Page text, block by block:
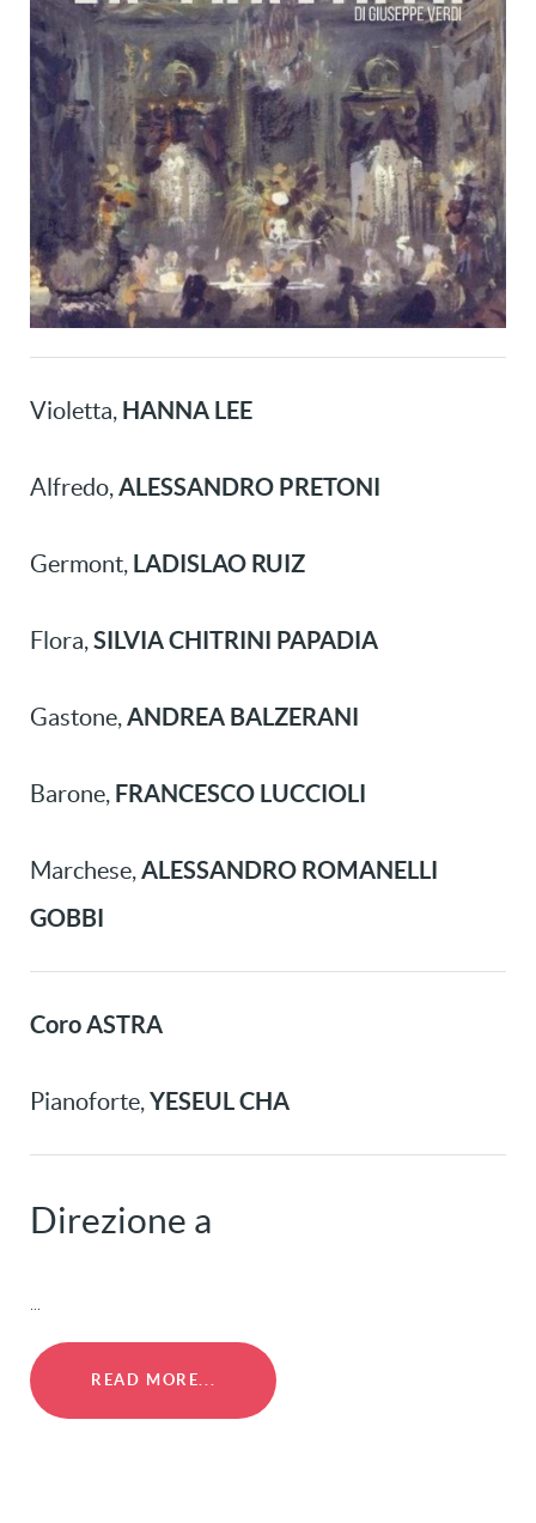
Violetta, HANNA LEE
Alfredo,ALESSANDRO PRETONI
Germont, LADISLAO RUIZ
Flora,SILVIA CHITRINI PAPADIA
Gastone,ANDREA BALZERANI
Barone, FRANCESCO LUCCIOLI
Marchese,ALESSANDRO ROMANELLI
GOBBI
Coro ASTRA
Pianoforte,YESEUL CHA
Direzione a
...
READ MORE...